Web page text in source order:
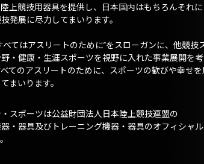
上競技用器具を提供し、日本国内はもちろんそれ
発展に尽力してまいります。
べてはアスリートのために”をスローガンに、他競技
・健康・生涯スポーツを視野に入れた事業展開を
てのアスリートのために、スポーツの歓びや幸せを
まいります。
スポーツは公益財団法人日本陸上競技連盟の
・器具及びトレーニング機器・器具のオフィシャ